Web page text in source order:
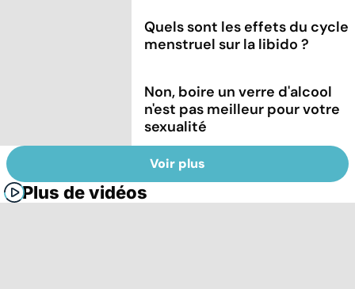
Quels sont les effets du cycle
menstruel sur la libido ?
Non, boire un verre d'alcool
n'est pas meilleur pour votre
sexualité
Voir plus
Plus de vidéos